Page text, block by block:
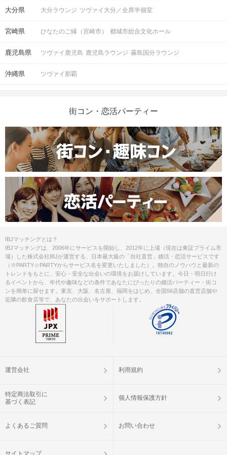
大分県 大分ラウンジ ツヴァイ大分／全席半個室
宮崎県 ひなたのご縁（宮崎市） 都城市総合文化ホール
鹿児島県 ツヴァイ鹿児島 鹿児島ラウンジ 霧島国分ラウンジ
沖縄県 ツヴァイ那覇
街コン・恋活パーティー
IBJマッチングとは？
IBJマッチングは、2006年にサービスを開始し、2012年に上場（現在は東証プライム市
場）した株式会社IBJが運営する、日本最大級の「自社直営」婚活・恋活サービスです
（※PARTY☆PARTYからサービス名を変更いたしました）。独自のノウハウと最新の
トレンドをもとに、安心・安全な出会いの環境をお届けしています。今日・明日行け
るイベントから、年代や趣味などの条件であなたにぴったりの婚活パーティー・街コ
ンを簡単に探せます。東京、大阪、名古屋、福岡をはじめ、全国56店舗の直営店舗や
近隣の飲食店等で、あなたの出会いをサポートします。
運営会社 利用規約
特定商法取引に
基づく表記
個人情報保護方針
よくあるご質問 お問い合わせ
サイトマップ